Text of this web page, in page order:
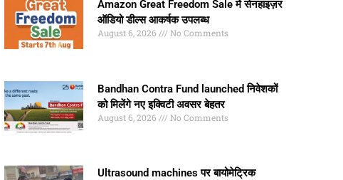
Amazon Great Freedom Sale में सेनहाइज़र
ऑडियो डील्स आकर्षक उपलब्ध
August 6, 2026 No Comments
Bandhan Contra Fund launched निवेशकों
को मिलेंगे नए इक्विटी अवसर बेहतर
August 6, 2026 No Comments
Ultrasound machines पर बायोमेट्रिक